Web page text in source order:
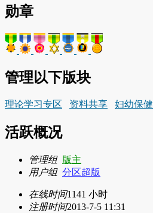
勋章
管理以下版块
理论学习专区 资料共享 妇幼保健
活跃概况
管理组 版主
用户组 分区超版
在线时间1141 小时
注册时间2013-7-5 11:31